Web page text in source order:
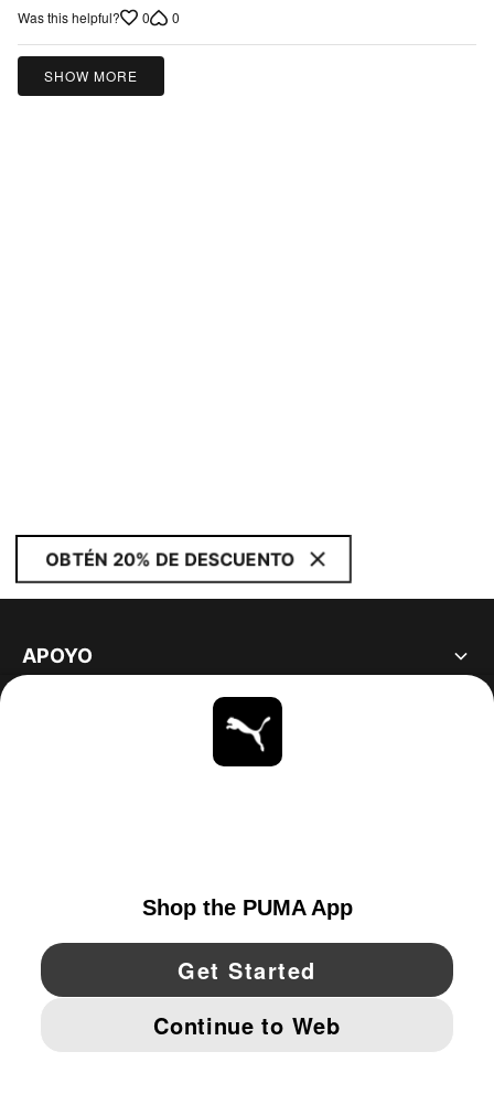
Was this helpful? 0 0
SHOW MORE
OBTÉN 20% DE DESCUENTO
APOYO
YouTube Twitter Pinterest
IMPRINT AND LEGAL DATA